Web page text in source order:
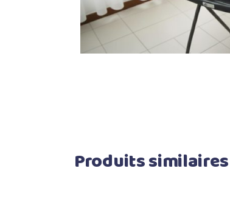
Produits similaires